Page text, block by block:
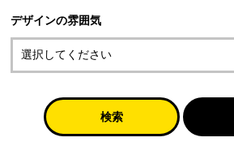
デザインの雰囲気
検索